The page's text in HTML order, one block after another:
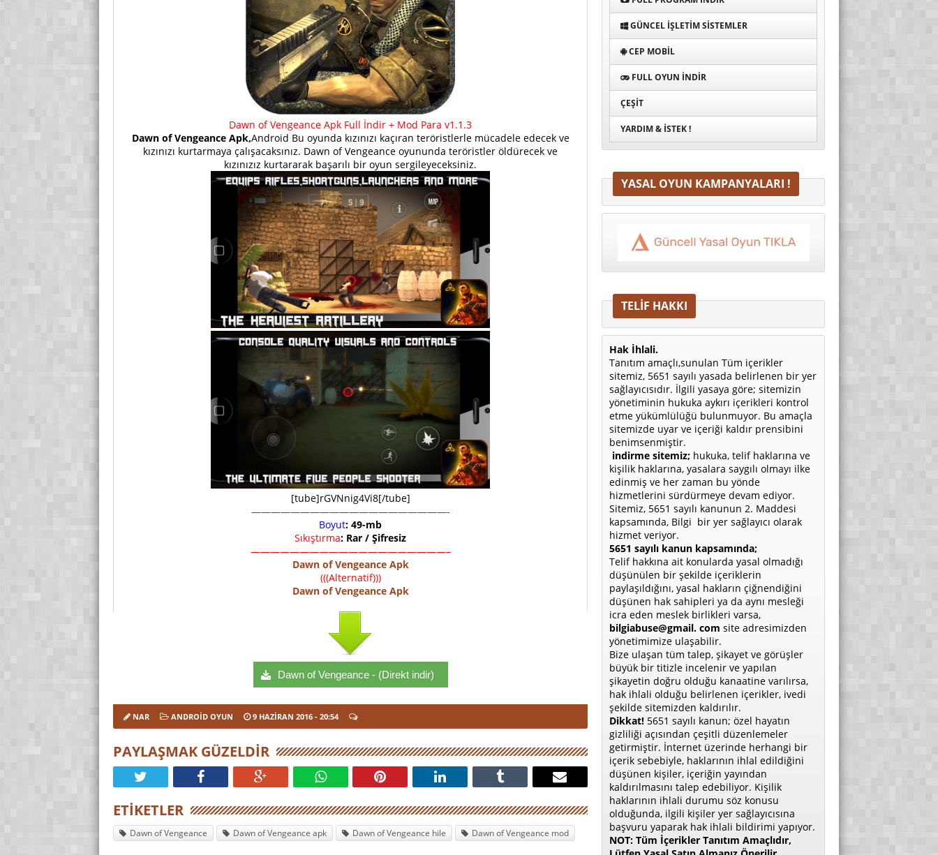
Dawn of Vengeance Apk Full İndir + Mod Para v1.1.3
Dawn of Vengeance Apk,Android Bu oyunda kızınızı kaçıran teröristlerle mücadele edecek ve
kızınızı kurtarmaya çalışacaksınız. Dawn of Vengeance oyununda teröristler öldürecek ve
kızınızız kurtararak başarılı bir oyun sergileyeceksiniz.
[tube]rGVNnig4Vi8[/tube]
————————————————————-
Boyut: 49-mb
Sıkıştırma: Rar / Şifresiz
————————————————————–
Dawn of Vengeance Apk
(((Alternatif)))
Dawn of Vengeance Apk
Dawn of Vengeance - (Direkt indir)
NAR ANDROID OYUN 9 HAZIRAN 2016 - 20:54
PAYLAŞMAK GÜZELDIR
ETIKETLER
Dawn of Vengeance Dawn of Vengeance apk Dawn of Vengeance hile Dawn of Vengeance mod
GÜNCEL İŞLETIM SISTEMLER
CEP MOBIL
FULL OYUN İNDIR
ÇEŞIT
YARDIM & İSTEK !
YASAL OYUN KAMPANYALARI !
TELİF HAKKI
Hak İhlali.
Tanıtım amaçlı,sunulan Tüm içerikler
sitemiz, 5651 sayılı yasada belirlenen bir yer
sağlayıcısıdır. İlgili yasaya göre; sitemizin
yönetiminin hukuka aykırı içerikleri kontrol
etme yükümlülüğü bulunmuyor. Bu amaçla
sitemizde uyar ve içeriği kaldır prensibini
benimsenmiştir.
indirme sitemiz; hukuka, telif haklarına ve
kişilik haklarına, yasalara saygılı olmayı ilke
edinmiş ve her zaman bu yönde
hizmetlerini sürdürmeye devam ediyor.
Sitemiz, 5651 sayılı kanunun 2. Maddesi
kapsamında, Bilgi bir yer sağlayıcı olarak
hizmet veriyor.
5651 sayılı kanun kapsamında;
Telif hakkına ait konularda yasal olmadığı
düşünülen bir şekilde içeriklerin
paylaşıldığını, yasal hakların çiğnendiğini
düşünen hak sahipleri ya da aynı mesleği
icra eden meslek birlikleri varsa,
bilgiabuse@gmail. com site adresimizden
yönetimimize ulaşabilir.
Bize ulaşan tüm talep, şikayet ve görüşler
büyük bir titizle incelenir ve yapılan
şikayetin doğru olduğu kanaatine varılırsa,
hak ihlali olduğu belirlenen içerikler, ivedi
şekilde sitemizden kaldırılır.
Dikkat! 5651 sayılı kanun; özel hayatın
gizliliği açısından çeşitli düzenlemeler
getirmiştir. İnternet üzerinde herhangi bir
içerik sebebiyle, haklarının ihlal edildiğini
düşünen kişiler, içeriğin yayından
kaldırılmasını talep edebiliyor. Kişilik
haklarının ihlali durumu söz konusu
olduğunda, ilgili kişiler yer sağlayıcısına
başvuru yaparak hak ihlali bildirimi yapıyor.
NOT: Tüm İçerikler Tanıtım Amaçlıdır,